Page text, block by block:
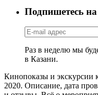
Подпишетесь
Раз в неделю мы
в Казани.
Кинопоказы и
2020. Описание, дата